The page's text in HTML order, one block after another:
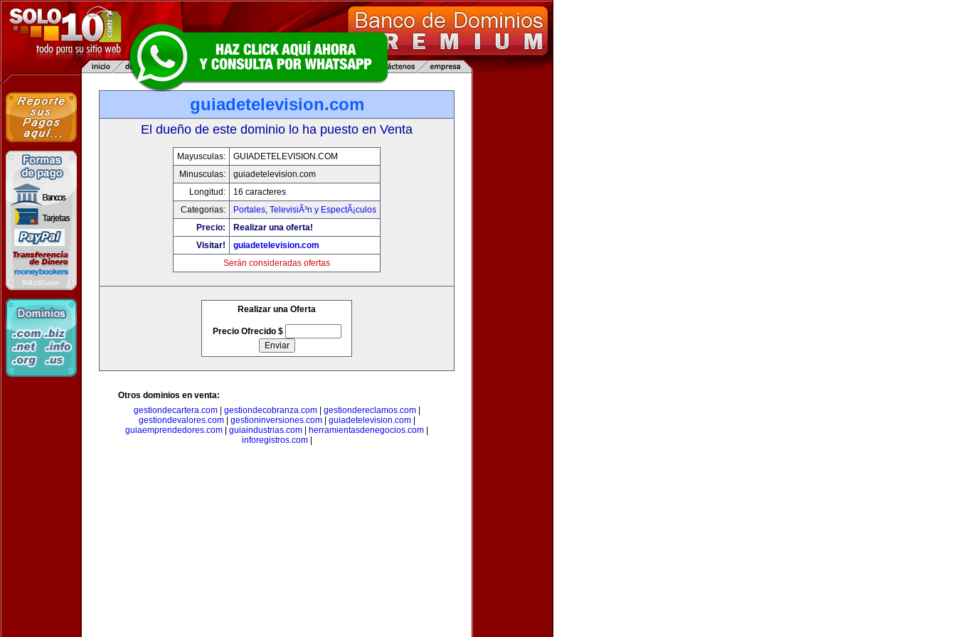
guiadetelevision.com
El dueño de este dominio lo ha puesto en Venta
Mayusculas:
GUIADETELEVISION.COM
Minusculas:
guiadetelevision.com
Longitud:
16 caracteres
Categorias:
Portales, TelevisiÃ³n y EspectÃ¡culos
Precio:
Realizar una oferta!
Visitar!
guiadetelevision.com
Serán consideradas ofertas
Realizar una Oferta
Precio Ofrecido $
Otros dominios en venta:
gestiondecartera.com| gestiondecobranza.com| gestiondereclamos.com|
gestiondevalores.com| gestioninversiones.com| guiadetelevision.com|
guiaemprendedores.com
guiaindustrias.com herramientasdenegocios.com
inforegistros.com|